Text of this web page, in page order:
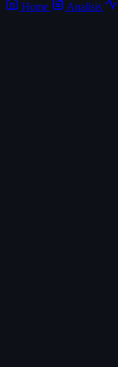
Home Analisis